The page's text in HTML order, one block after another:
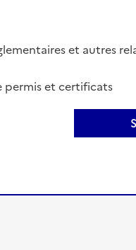
et autres
permis et certificats